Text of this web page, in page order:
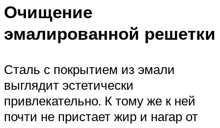
Очищение
эмалированной решетки
Сталь с покрытием из эмали
выглядит эстетически
привлекательно. К тому же к ней
почти не пристает жир и нагар от